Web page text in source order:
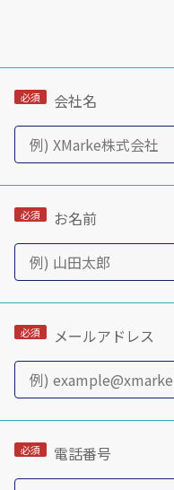
会社名
お名前
メールアドレス
電話番号